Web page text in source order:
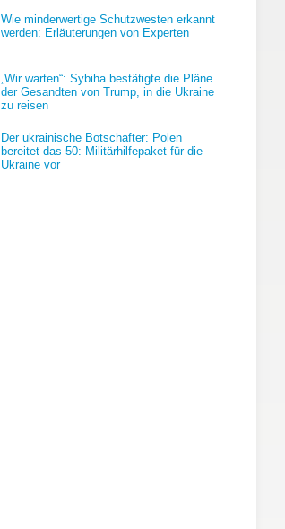
Wie minderwertige Schutzwesten erkannt
werden: Erläuterungen von Experten
„Wir warten“: Sybiha bestätigte die Pläne
der Gesandten von Trump, in die Ukraine
zu reisen
Der ukrainische Botschafter: Polen
bereitet das 50: Militärhilfepaket für die
Ukraine vor